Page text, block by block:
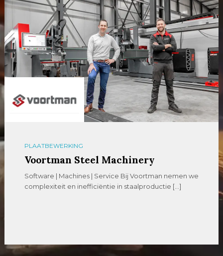
PLAATBEWERKING
Voortman Steel Machinery
Software | Machines | Service Bij Voortman nemen we
complexiteit en inefficiëntie in staalproductie […]